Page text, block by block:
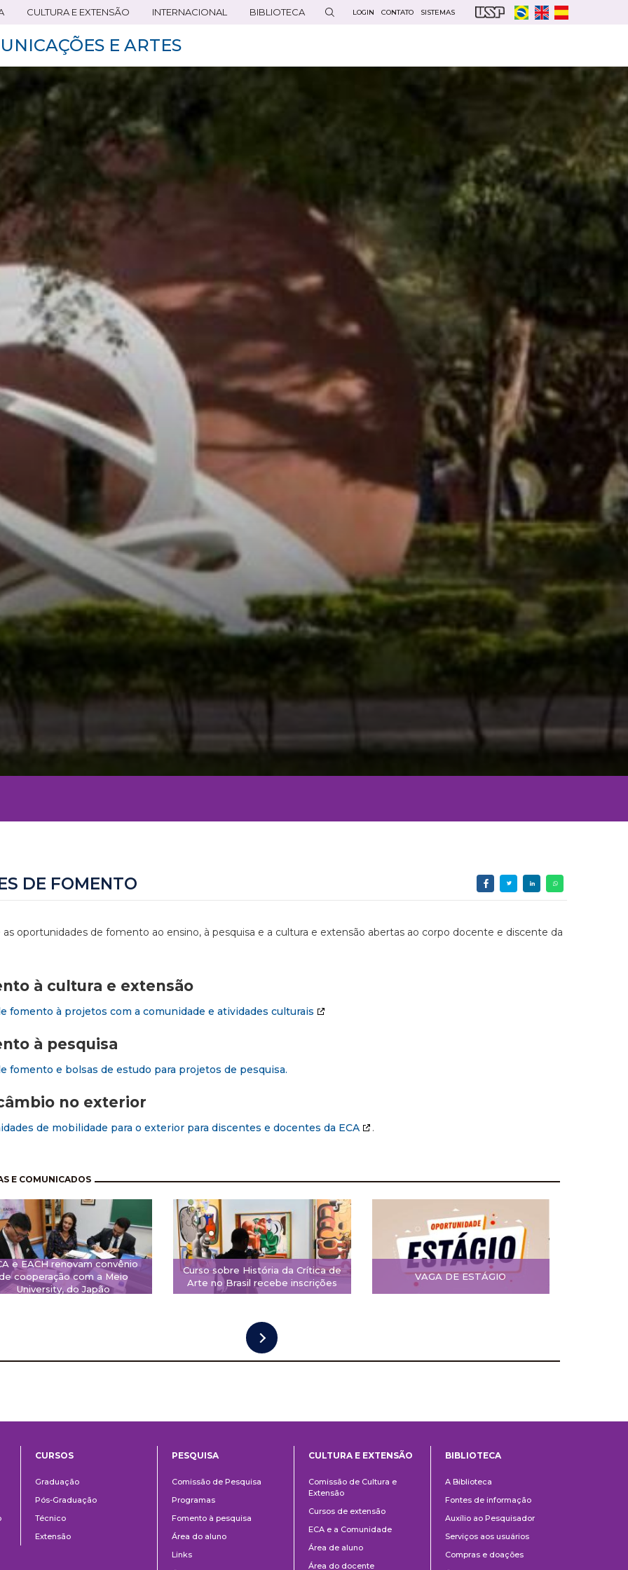
CULTURA E EXTENSÃO INTERNACIONAL BIBLIOTECA LOGIN CONTATO SISTEMAS
E ARTES
DE FOMENTO
as oportunidades de fomento ao ensino, à pesquisa e a cultura e extensão abertas ao corpo docente e discente da
à cultura e extensão
fomento à projetos com a comunidade e atividades culturais
à pesquisa
fomento e bolsas de estudo para projetos de pesquisa.
no exterior
de mobilidade para o exterior para discentes e docentes da ECA .
E COMUNICADOS
e EACH renovam convênio
cooperação com a Meio
University, do Japão
Curso sobre História da Crítica de
Arte no Brasil recebe inscrições
VAGA DE ESTÁGIO
CURSOS
Graduação
Pós-Graduação
Técnico
Extensão
PESQUISA
Comissão de Pesquisa
Programas
Fomento à pesquisa
Área do aluno
Links
e
Extensão
CULTURA E EXTENSÃO
Comissão de Cultura e
Extensão
Cursos de extensão
ECA e a Comunidade
Área de aluno
Área do docente
BIBLIOTECA
A Biblioteca
Fontes de informação
Auxílio ao Pesquisador
Serviços aos usuários
Compras e doações